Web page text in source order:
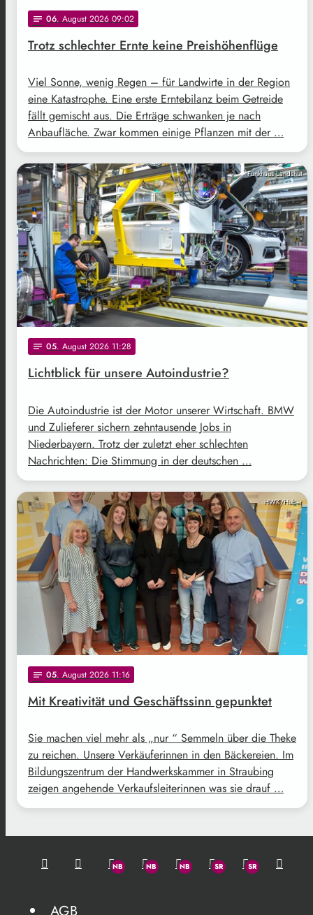
notes 06. August 2026 09:02
Trotz schlechter Ernte keine Preishöhenflüge
Viel Sonne, wenig Regen – für Landwirte in der Region
eine Katastrophe. Eine erste Erntebilanz beim Getreide
fällt gemischt aus. Die Erträge schwanken je nach
Anbaufläche. Zwar kommen einige Pflanzen mit der …
Funkhaus Landshut
notes 05. August 2026 11:28
Lichtblick für unsere Autoindustrie?
Die Autoindustrie ist der Motor unserer Wirtschaft. BMW
und Zulieferer sichern zehntausende Jobs in
Niederbayern. Trotz der zuletzt eher schlechten
Nachrichten: Die Stimmung in der deutschen …
HWK/Huber
notes 05. August 2026 11:16
Mit Kreativität und Geschäftssinn gepunktet
Sie machen viel mehr als „nur “ Semmeln über die Theke
zu reichen. Unsere Verkäuferinnen in den Bäckereien. Im
Bildungszentrum der Handwerkskammer in Straubing
zeigen angehende Verkaufsleiterinnen was sie drauf …